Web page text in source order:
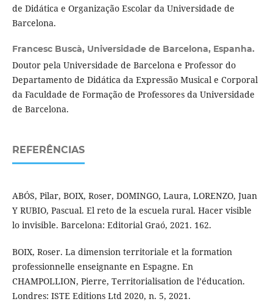
de Didática e Organização Escolar da Universidade de
Barcelona.
Francesc Buscà, Universidade de Barcelona, Espanha.
Doutor pela Universidade de Barcelona e Professor do
Departamento de Didática da Expressão Musical e Corporal
da Faculdade de Formação de Professores da Universidade
de Barcelona.
REFERÊNCIAS
ABÓS, Pilar, BOIX, Roser, DOMINGO, Laura, LORENZO, Juan
Y RUBIO, Pascual. El reto de la escuela rural. Hacer visible
lo invisible. Barcelona: Editorial Graó, 2021. 162.
BOIX, Roser. La dimension territoriale et la formation
professionnelle enseignante en Espagne. En
CHAMPOLLION, Pierre, Territorialisation de l’éducation.
Londres: ISTE Editions Ltd 2020, n. 5, 2021.